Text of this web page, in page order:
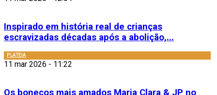
Inspirado em história real de crianças
escravizadas décadas após a abolição,...
PLATEIA
11 mar 2026 - 11:22
Os bonecos mais amados Maria Clara & JP no